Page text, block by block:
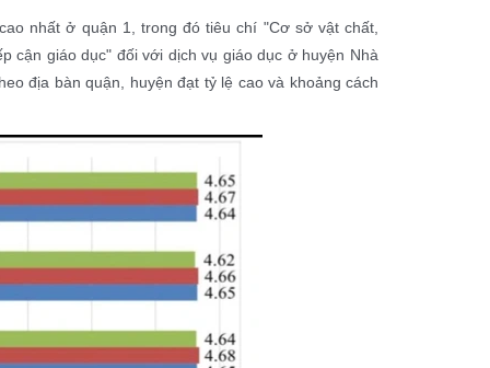
nhất ở quận 1, trong đó tiêu chí "Cơ sở vật chất,
cận giáo dục" đối với dịch vụ giáo dục ở huyện Nhà
địa bàn quận, huyện đạt tỷ lệ cao và khoảng cách